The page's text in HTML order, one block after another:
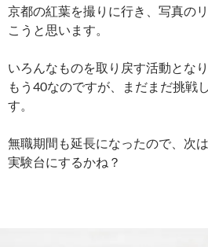
京都の紅葉を撮りに行き、写真の
こうと思います。
いろんなものを取り戻す活動となり
もう40なのですが、まだまだ挑戦
す。
無職期間も延長になったので、次
実験台にするかね？